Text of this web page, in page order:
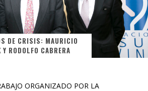
DE CRISIS: MAURICIO
RODOLFO CABRERA
ORGANIZADO POR LA